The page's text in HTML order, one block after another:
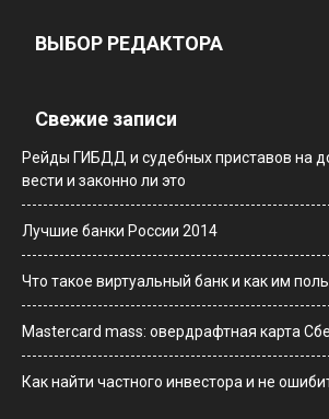
ВЫБОР РЕДАКТОРА
Свежие записи
Рейды ГИБДД и судебных приставов на
вести и законно ли это
Лучшие банки России 2014
Что такое виртуальный банк и как им
Мastercard mass: овердрафтная карта
Как найти частного инвестора и не